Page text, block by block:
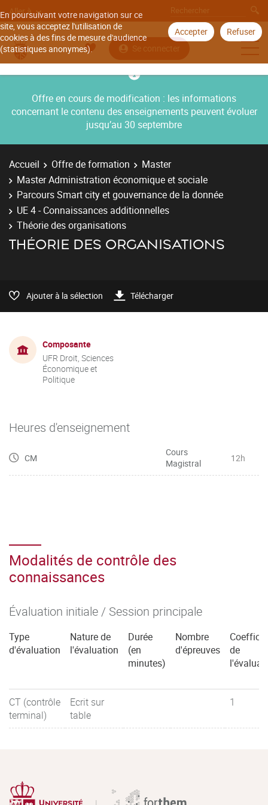
En poursuivant votre navigation sur ce
site, vous acceptez l'utilisation de
cookies à des fins de mesure d'audience
(statistiques anonymes).
Accepter Refuser
Aller à
Se connecter
Offre en cours de modification : les informations
concernant le contenu des enseignements peuvent évoluer
jusqu’au 30 septembre
Accueil Offre de formation
Master
Master Administration économique et sociale
Parcours Smart city et gouvernance de la donnée
UE 4 - Connaissances additionnelles
Théorie des organisations
THÉORIE DES ORGANISATIONS
Ajouter à la sélection Télécharger
Composante
UFR Droit, Sciences
Économique et
Politique
Heures d'enseignement
CM
Cours
Magistral
12h
Modalités de contrôle des
connaissances
Évaluation initiale / Session principale
Type
d'évaluation
Nature de
l'évaluation
Durée
(en
minutes)
Nombre
d'épreuves
de
CT (contrôle
terminal)
Ecrit sur
table
1